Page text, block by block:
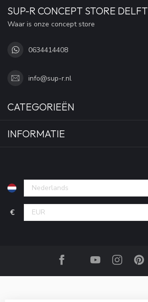
SUP-R CONCEPT STORE DELFT
Waar is onze concept store
0634414408
info@sup-r.nl
CATEGORIEËN
INFORMATIE
€